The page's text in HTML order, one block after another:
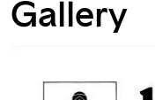
Gallery